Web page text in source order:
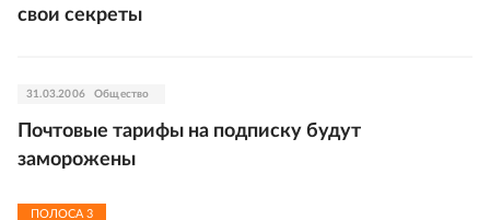
свои секреты
31.03.2006 Общество
Почтовые тарифы на подписку будут
заморожены
ПОЛОСА 3